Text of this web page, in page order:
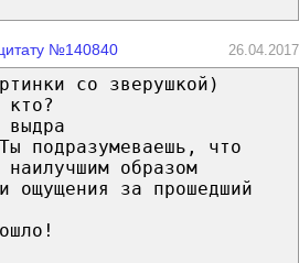
№140840 26.04.2017
со зверушкой)
подразумеваешь, что
образом
ощущения за прошедший